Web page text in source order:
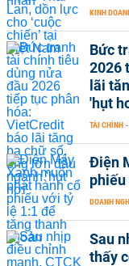
KINH
Bức
2026
lãi
'hụt
TÀI CHÍNH -
Điện
DOANH
Sau
thấy